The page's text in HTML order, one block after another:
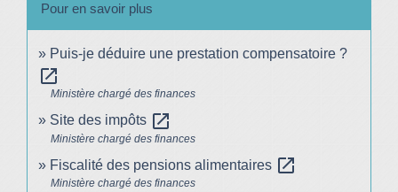
Pour en savoir plus
Puis-je déduire une prestation compensatoire ?
open_in_new
Ministère chargé des finances
Site des impôts open_in_new
Ministère chargé des finances
Fiscalité des pensions alimentaires open_in_new
Ministère chargé des finances